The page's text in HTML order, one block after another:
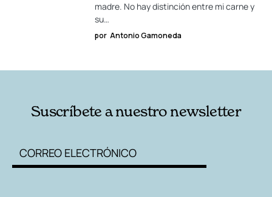
madre. No hay distinción entre mi carne y
su…
por Antonio Gamoneda
Suscríbete a nuestro newsletter